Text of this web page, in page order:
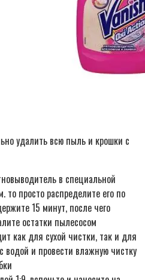
удалить всю пыль и крошки с
в специальной
то просто распределите его по
15 минут, после чего
остатки пылесосом
как для сухой чистки, так и для
водой и провести влажную чистку